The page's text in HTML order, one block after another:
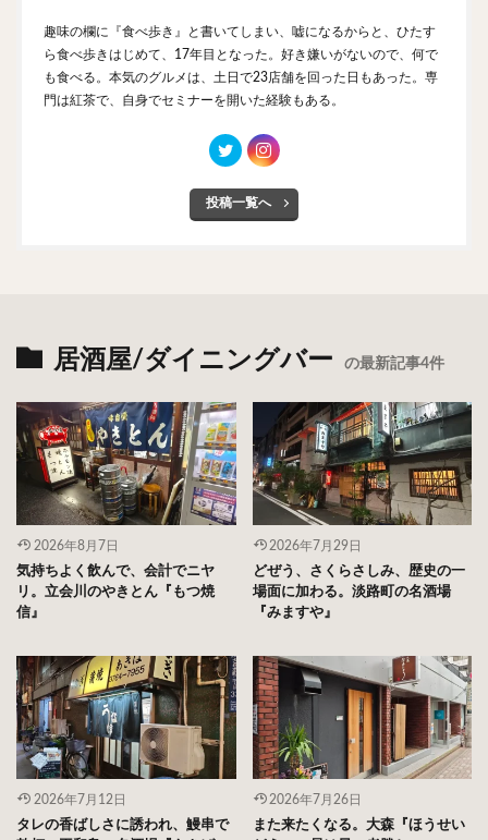
趣味の欄に『食べ歩き』と書いてしまい、嘘になるからと、ひたす
ら食べ歩きはじめて、17年目となった。好き嫌いがないので、何で
も食べる。本気のグルメは、土日で23店舗を回った日もあった。専
門は紅茶で、自身でセミナーを開いた経験もある。
投稿一覧へ
居酒屋/ダイニングバー の最新記事4件
2026年8月7日
気持ちよく飲んで、会計でニヤ
リ。立会川のやきとん『もつ焼
信』
2026年7月29日
どぜう、さくらさしみ、歴史の一
場面に加わる。淡路町の名酒場
『みますや』
2026年7月12日
タレの香ばしさに誘われ、鰻串で
2026年7月26日
また来たくなる。大森『ほうせい